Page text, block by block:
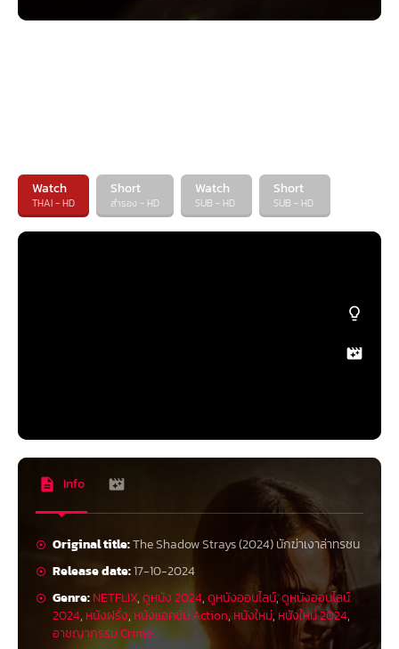
Watch
THAI - HD
Short
สำรอง - HD
Watch
SUB - HD
Short
SUB - HD
Info
Original title:The Shadow Strays (2024) นักฆ่าเงาล่าทรชน
Release date:17-10-2024
Genre:NETFLIX,ดูหนัง 2024,ดูหนังออนไลน์,ดูหนังออนไลน์
2024, หนังฝรั่ง, หนังแอคชั่น Action, หนังใหม่, หนังใหม่ 2024,
อาชญากรรม Crime